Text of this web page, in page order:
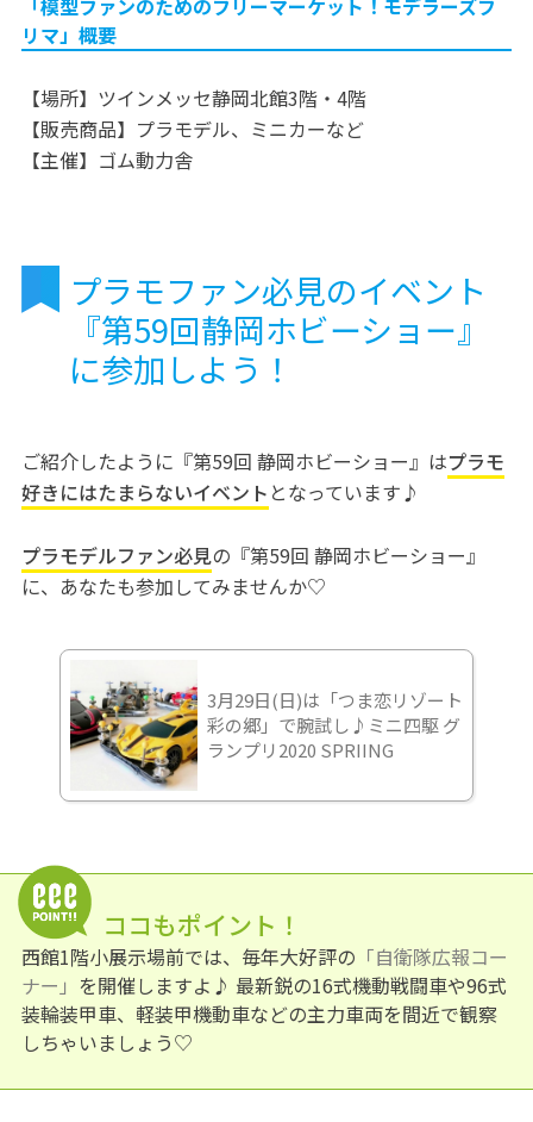
「模型ファンのためのフリーマーケット！モデラーズフ
リマ」概要
【場所】ツインメッセ静岡北館3階・4階
【販売商品】プラモデル、ミニカーなど
【主催】ゴム動力舎
プラモファン必見のイベント
『第59回静岡ホビーショー』
に参加しよう！
ご紹介したように『第59回 静岡ホビーショー』はプラモ
好きにはたまらないイベント となっています♪
プラモデルファン必見の『第59回 静岡ホビーショー』
に、あなたも参加してみませんか♡
3月29日(日)は「つま恋リゾート
彩の郷」で腕試し♪ミニ四駆 グ
ランプリ2020 SPRIING
ココもポイント！
西館1階小展示場前では、毎年大好評の 「自衛隊広報コー
ナー」 を開催しますよ♪ 最新鋭の16式機動戦闘車や96式
装輪装甲車、軽装甲機動車などの主力車両を間近で観察
しちゃいましょう♡